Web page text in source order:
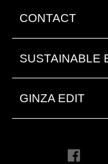
CONTACT
SUSTAINABLE
GINZA EDIT